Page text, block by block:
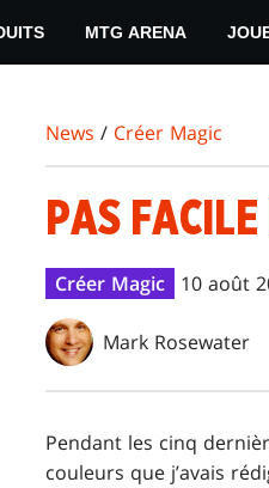
MTG ARENA
News / Créer Magic
PAS
Créer Magic 10 août
Mark Rosewater
Pendant les cinq
couleurs que j’avais